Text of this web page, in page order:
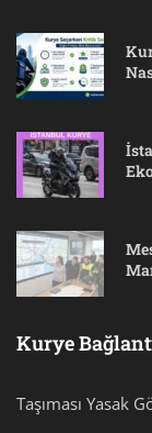
Kurye
Taşıması Yasak